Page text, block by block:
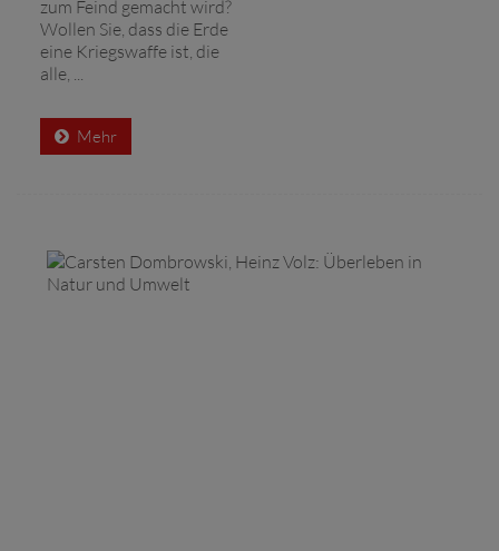
zum Feind gemacht wird?
Wollen Sie, dass die Erde
eine Kriegswaffe ist, die
alle, ...
Mehr